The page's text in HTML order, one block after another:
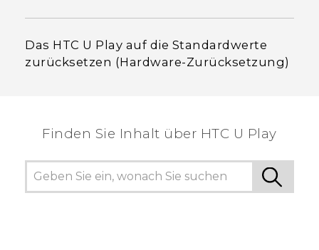
Das HTC U Play auf die Standardwerte
zurücksetzen (Hardware-Zurücksetzung)
Finden Sie Inhalt über‎ HTC U Play